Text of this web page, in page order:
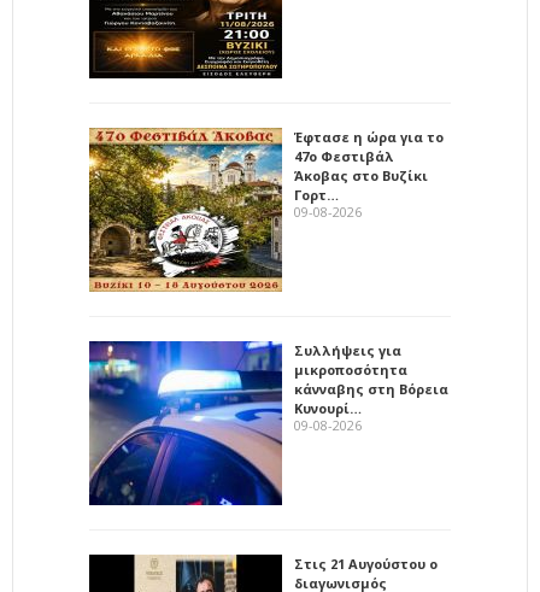
Έφτασε η ώρα για το
47ο Φεστιβάλ
Άκοβας στο Βυζίκι
Γορτ…
09-08-2026
Συλλήψεις για
μικροποσότητα
κάνναβης στη Βόρεια
Κυνουρί…
09-08-2026
Στις 21 Αυγούστου ο
διαγωνισμός